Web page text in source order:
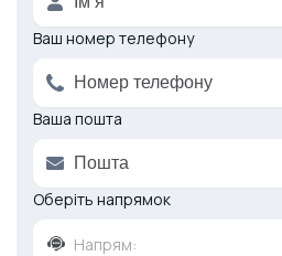
Ваш номер телефону
Ваша пошта
Оберіть напрямок
Напрям: